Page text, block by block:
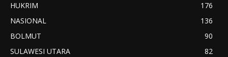
HUKRIM
176
NASIONAL
136
BOLMUT
90
SULAWESI UTARA
82